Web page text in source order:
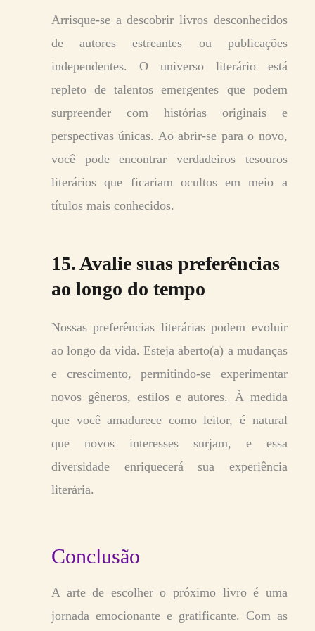
Arrisque-se a descobrir livros desconhecidos
de autores estreantes ou publicações
independentes. O universo literário está
repleto de talentos emergentes que podem
surpreender com histórias originais e
perspectivas únicas. Ao abrir-se para o novo,
você pode encontrar verdadeiros tesouros
literários que ficariam ocultos em meio a
títulos mais conhecidos.
15. Avalie suas preferências
ao longo do tempo
Nossas preferências literárias podem evoluir
ao longo da vida. Esteja aberto(a) a mudanças
e crescimento, permitindo-se experimentar
novos gêneros, estilos e autores. À medida
que você amadurece como leitor, é natural
que novos interesses surjam, e essa
diversidade enriquecerá sua experiência
literária.
Conclusão
A arte de escolher o próximo livro é uma
jornada emocionante e gratificante. Com as